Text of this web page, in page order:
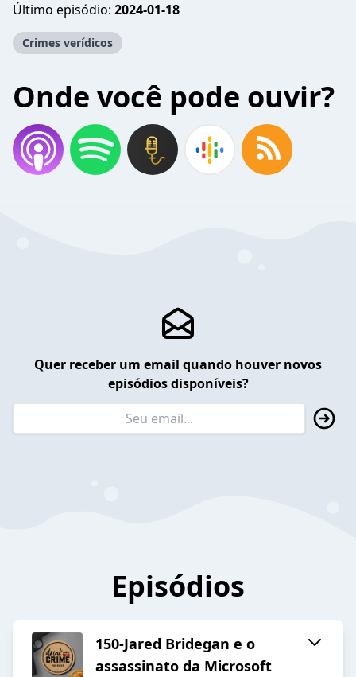
Último episódio: 2024-01-18
Crimes verídicos
Onde você pode ouvir?
Quer receber um email quando houver novos
episódios disponíveis?
Episódios
150-Jared Bridegan e o
assassinato da Microsoft